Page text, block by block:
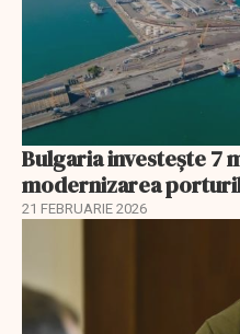
Bulgaria investește 7
modernizarea
21 FEBRUARIE 2026